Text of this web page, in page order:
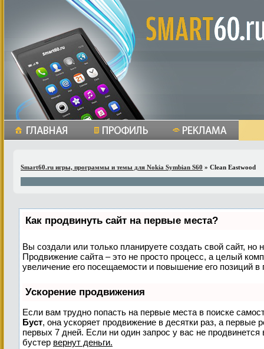
Smart60.ru игры, программы и темы для Nokia Symbian S60 » Clean Eastwood
Как продвинуть сайт на первые места?
Вы создали или только планируете создать свой сайт, но
Продвижение сайта – это не просто процесс, а целый
увеличение его посещаемости и повышение его позиций в
Ускорение продвижения
Если вам трудно попасть на первые места в поиске
Буст, она ускоряет продвижение в десятки раз, а первые
первых 7 дней. Если ни один запрос у вас не
бустер вернут деньги.